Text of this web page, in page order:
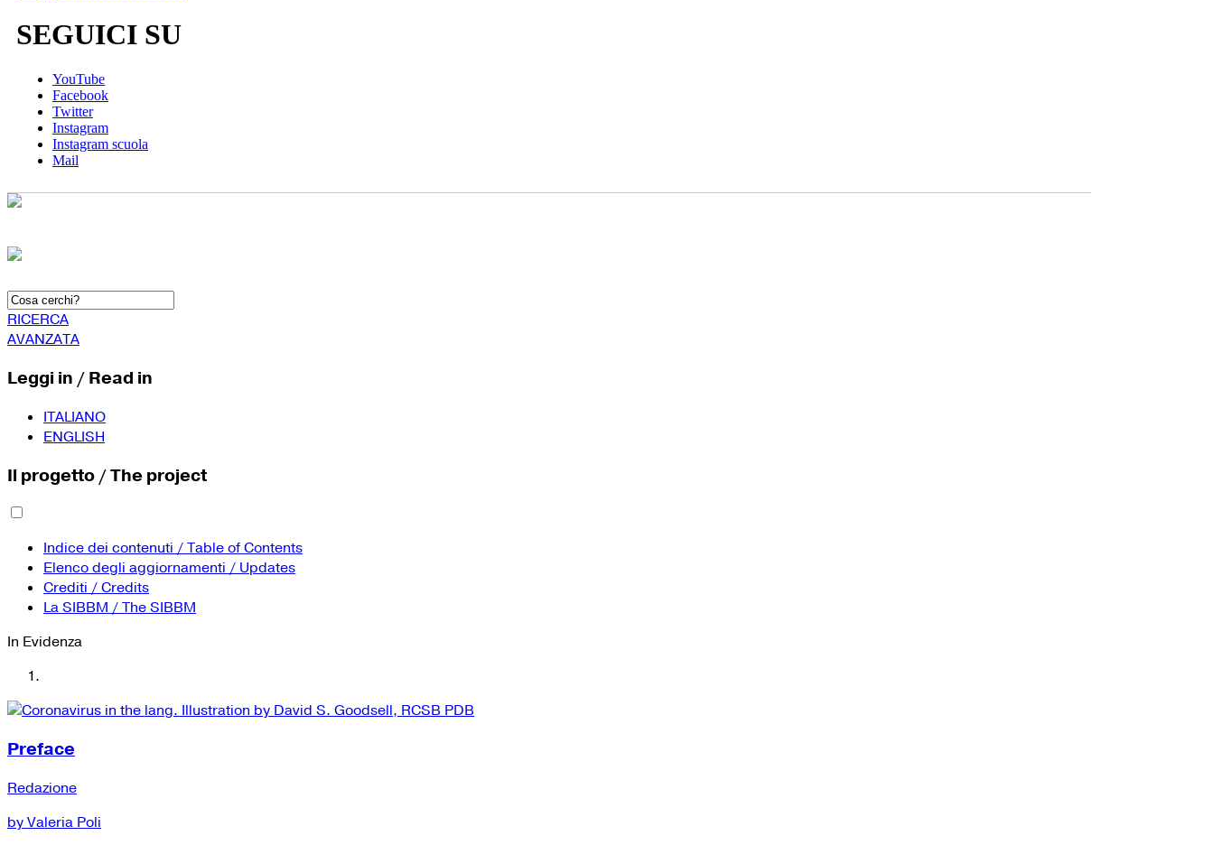
SEGUICI SU
YouTube
Facebook
Twitter
Instagram
Instagram scuola
Mail
RICERCA
AVANZATA
Leggi in / Read in
ITALIANO
ENGLISH
Il progetto / The project
Indice dei contenuti / Table of Contents
Elenco degli aggiornamenti / Updates
Crediti / Credits
La SIBBM / The SIBBM
In Evidenza
Preface
Redazione
by Valeria Poli